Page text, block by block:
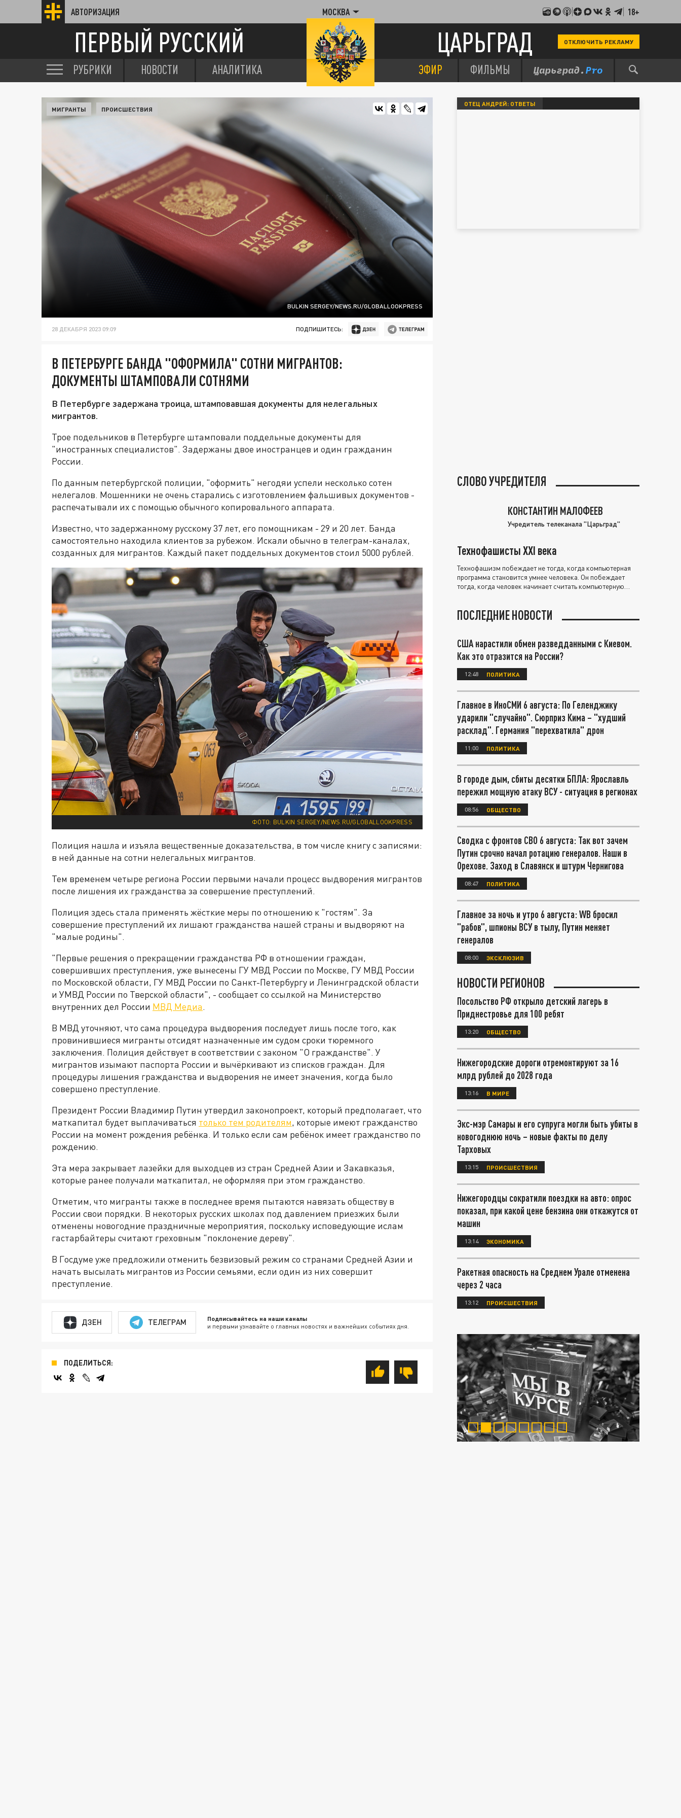
АВТОРИЗАЦИЯ МОСКВА 18+
ПЕРВЫЙ РУССКИЙ ЦАРЬГРАД ОТКЛЮЧИТЬ РЕКЛАМУ
РУБРИКИ НОВОСТИ АНАЛИТИКА ЭФИР ФИЛЬМЫ
BULKIN SERGEY/NEWS.RU/GLOBALLOOKPRESS
МИГРАНТЫ ПРОИСШЕСТВИЯ
28 ДЕКАБРЯ 2023 09:09 ПОДПИШИТЕСЬ:
В ПЕТЕРБУРГЕ БАНДА "ОФОРМИЛА" СОТНИ МИГРАНТОВ:
ДОКУМЕНТЫ ШТАМПОВАЛИ СОТНЯМИ
В Петербурге задержана троица, штамповавшая документы для нелегальных
мигрантов.
Трое подельников в Петербурге штамповали поддельные документы для
"иностранных специалистов". Задержаны двое иностранцев и один гражданин
России.
По данным петербургской полиции, "оформить" негодяи успели несколько сотен
нелегалов. Мошенники не очень старались с изготовлением фальшивых документов -
распечатывали их с помощью обычного копировального аппарата.
Известно, что задержанному русскому 37 лет, его помощникам - 29 и 20 лет. Банда
самостоятельно находила клиентов за рубежом. Искали обычно в телеграм-каналах,
созданных для мигрантов. Каждый пакет поддельных документов стоил 5000 рублей.
ФОТО: BULKIN SERGEY/NEWS.RU/GLOBALLOOKPRESS
Полиция нашла и изъяла вещественные доказательства, в том числе книгу с записями:
в ней данные на сотни нелегальных мигрантов.
Тем временем четыре региона России первыми начали процесс выдворения мигрантов
после лишения их гражданства за совершение преступлений.
Полиция здесь стала применять жёсткие меры по отношению к "гостям". За
совершение преступлений их лишают гражданства нашей страны и выдворяют на
"малые родины".
"Первые решения о прекращении гражданства РФ в отношении граждан,
совершивших преступления, уже вынесены ГУ МВД России по Москве, ГУ МВД России
по Московской области, ГУ МВД России по Санкт-Петербургу и Ленинградской области
и УМВД России по Тверской области", - сообщает со ссылкой на Министерство
внутренних дел России МВД Медиа.
В МВД уточняют, что сама процедура выдворения последует лишь после того, как
провинившиеся мигранты отсидят назначенные им судом сроки тюремного
заключения. Полиция действует в соответствии с законом "О гражданстве". У
мигрантов изымают паспорта России и вычёркивают из списков граждан. Для
процедуры лишения гражданства и выдворения не имеет значения, когда было
совершено преступление.
Президент России Владимир Путин утвердил законопроект, который предполагает, что
маткапитал будет выплачиваться только тем родителям, которые имеют гражданство
России на момент рождения ребёнка. И только если сам ребёнок имеет гражданство по
рождению.
Эта мера закрывает лазейки для выходцев из стран Средней Азии и Закавказья,
которые ранее получали маткапитал, не оформляя при этом гражданство.
Отметим, что мигранты также в последнее время пытаются навязать обществу в
России свои порядки. В некоторых русских школах под давлением приезжих были
отменены новогодние праздничные мероприятия, поскольку исповедующие ислам
гастарбайтеры считают греховным "поклонение дереву".
В Госдуме уже предложили отменить безвизовый режим со странами Средней Азии и
начать высылать мигрантов из России семьями, если один из них совершит
преступление.
ДЗЕН ТЕЛЕГРАМ Подписывайтесь на наши каналы
и первыми узнавайте о главных новостях и важнейших событиях дня.
ПОДЕЛИТЬСЯ:
ОТЕЦ АНДРЕЙ: ОТВЕТЫ
СЛОВО УЧРЕДИТЕЛЯ
КОНСТАНТИН МАЛОФЕЕВ
Учредитель телеканала "Царьград"
Технофашисты XXI века
Технофашизм побеждает не тогда, когда компьютерная
программа становится умнее человека. Он побеждает
тогда, когда человек начинает считать компьютерную
ПОСЛЕДНИЕ НОВОСТИ
США нарастили обмен разведданными с Киевом.
Как это отразится на России?
12:48 ПОЛИТИКА
Главное в ИноСМИ 6 августа: По Геленджику
ударили "случайно". Сюрприз Кима – "худший
расклад". Германия "перехватила" дрон
11:00 ПОЛИТИКА
В городе дым, сбиты десятки БПЛА: Ярославль
пережил мощную атаку ВСУ - ситуация в регионах
08:56 ОБЩЕСТВО
Сводка с фронтов СВО 6 августа: Так вот зачем
Путин срочно начал ротацию генералов. Наши в
Орехове. Заход в Славянск и штурм Чернигова
08:47 ПОЛИТИКА
Главное за ночь и утро 6 августа: WB бросил
"рабов", шпионы ВСУ в тылу, Путин меняет
генералов
08:00 ЭКСКЛЮЗИВ
НОВОСТИ РЕГИОНОВ
Посольство РФ открыло детский лагерь в
Приднестровье для 100 ребят
13:20 ОБЩЕСТВО
Нижегородские дороги отремонтируют за 16
млрд рублей до 2028 года
13:16 В МИРЕ
Экс-мэр Самары и его супруга могли быть убиты в
новогоднюю ночь – новые факты по делу
Тарховых
13:15 ПРОИСШЕСТВИЯ
Нижегородцы сократили поездки на авто: опрос
показал, при какой цене бензина они откажутся от
машин
13:14 ЭКОНОМИКА
Ракетная опасность на Среднем Урале отменена
через 2 часа
13:12 ПРОИСШЕСТВИЯ